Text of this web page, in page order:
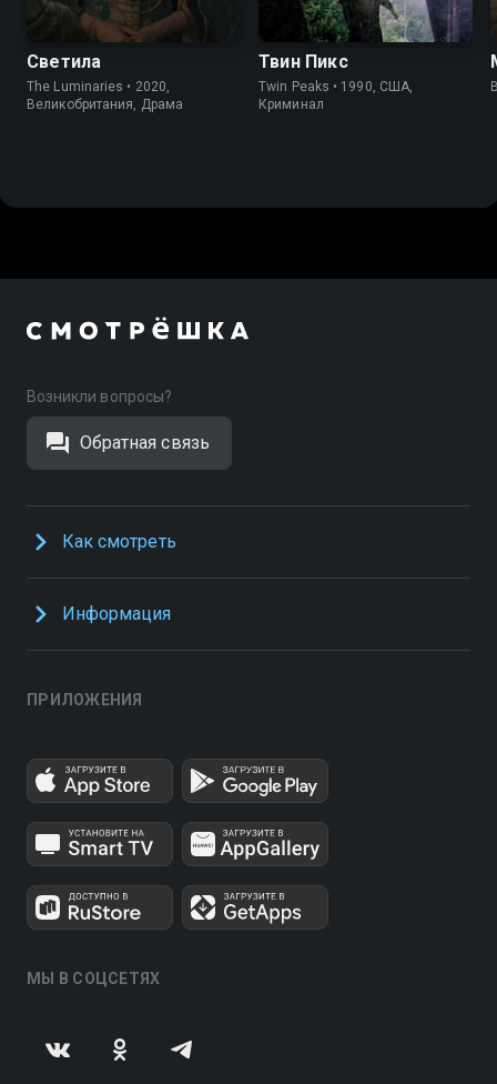
7.0 6.4
Светила
The Luminaries • 2020,
Великобритания, Драма
8.4 8.7
Твин Пикс
Twin Peaks • 1990, США,
Криминал
Возникли вопросы?
Обратная связь
Как смотреть
Информация
ПРИЛОЖЕНИЯ
МЫ В СОЦСЕТЯХ